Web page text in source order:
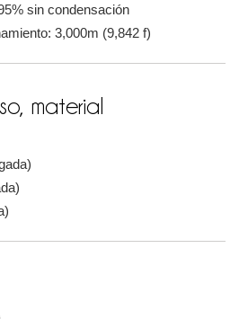
sin condensación
3,000m (9,842 f)
material